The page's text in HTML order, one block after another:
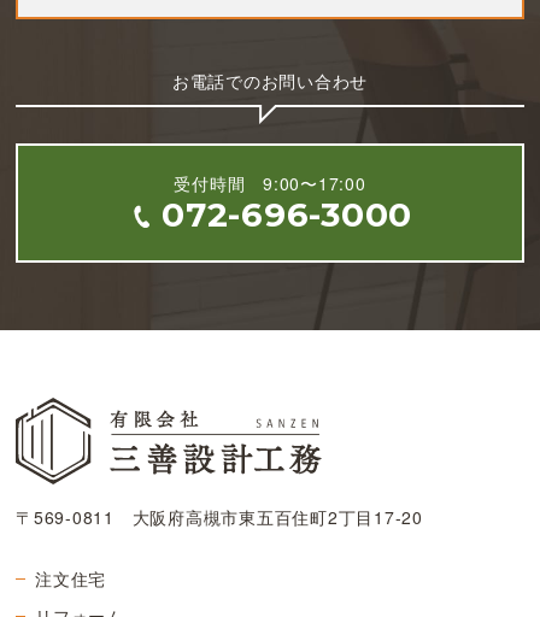
お電話でのお問い合わせ
受付時間 9:00〜17:00
072-696-3000
〒569-0811 大阪府高槻市東五百住町2丁目17-20
注文住宅